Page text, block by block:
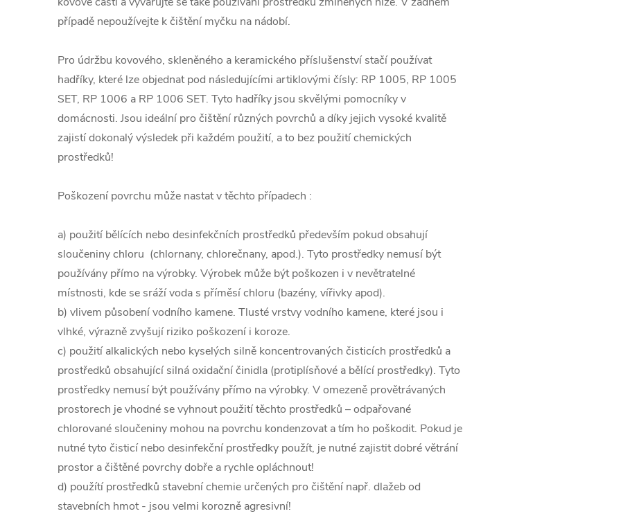
případě nepoužívejte k čištění myčku na nádobí.
Pro údržbu kovového, skleněného a keramického příslušenství stačí používat
hadříky, které lze objednat pod následujícími artiklovými čísly: RP 1005, RP 1005
SET, RP 1006 a RP 1006 SET. Tyto hadříky jsou skvělými pomocníky v
domácnosti. Jsou ideální pro čištění různých povrchů a díky jejich vysoké kvalitě
zajistí dokonalý výsledek při každém použití, a to bez použití chemických
prostředků!
Poškození povrchu může nastat v těchto případech :
a) použití bělících nebo desinfekčních prostředků především pokud obsahují
sloučeniny chloru (chlornany, chlorečnany, apod.). Tyto prostředky nemusí být
používány přímo na výrobky. Výrobek může být poškozen i v nevětratelné
místnosti, kde se sráží voda s příměsí chloru (bazény, vířivky apod).
b) vlivem působení vodního kamene. Tlusté vrstvy vodního kamene, které jsou i
vlhké, výrazně zvyšují riziko poškození i koroze.
c) použití alkalických nebo kyselých silně koncentrovaných čisticích prostředků a
prostředků obsahující silná oxidační činidla (protiplísňové a bělící prostředky). Tyto
prostředky nemusí být používány přímo na výrobky. V omezeně provětrávaných
prostorech je vhodné se vyhnout použití těchto prostředků – odpařované
chlorované sloučeniny mohou na povrchu kondenzovat a tím ho poškodit. Pokud je
nutné tyto čisticí nebo desinfekční prostředky použít, je nutné zajistit dobré větrání
prostor a čištěné povrchy dobře a rychle opláchnout!
d) použítí prostředků stavební chemie určených pro čištění např. dlažeb od
stavebních hmot - jsou velmi korozně agresivní!